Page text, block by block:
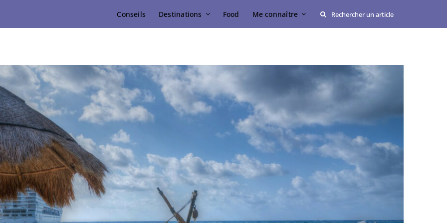
Conseils Destinations Food Me connaître Rechercher: